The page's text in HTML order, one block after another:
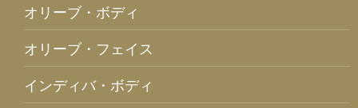
オリーブ・ボディ
オリーブ・フェイス
インディバ・ボディ